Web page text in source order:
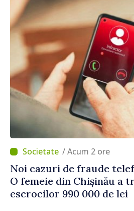
/ Acum 2 ore
Noi cazuri de fraude
O femeie din Chișinău a
escrocilor 990 000 de lei